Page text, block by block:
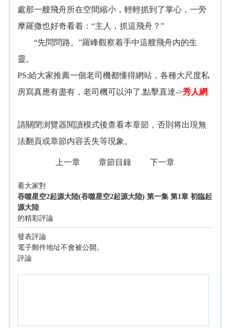
處那一艘飛舟所在空間縮小，輕輕抓到了掌心，一旁
摩羅撒也好奇看着：“主人，抓這飛舟？”
“先問問路。”羅峰觀察着手中這艘飛舟内的生
靈。
PS:給大家推薦一個老司機都懂得網站，各種大尺度私
房寫真應有盡有，老司機可以沖了.點擊直達->秀人網
請關閉浏覽器閱讀模式後查看本章節，否則将出現無
法翻頁或章節内容丢失等現象。
上一章 章節目錄 下一章
看大家對
吞噬星空2起源大陸(吞噬星空2起源大陸) 第一集 第1章 初臨起
源大陸
的精彩評論
發表評論
電子郵件地址不會被公開。
評論